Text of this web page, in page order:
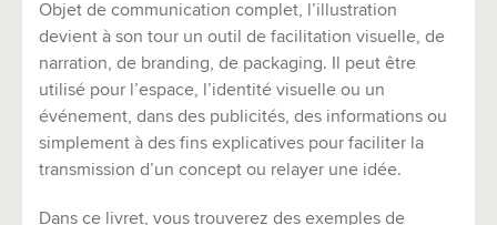
Objet de communication complet, l’illustration
devient à son tour un outil de facilitation visuelle, de
narration, de branding, de packaging. Il peut être
utilisé pour l’espace, l’identité visuelle ou un
événement, dans des publicités, des informations ou
simplement à des fins explicatives pour faciliter la
transmission d’un concept ou relayer une idée.
Dans ce livret, vous trouverez des exemples de